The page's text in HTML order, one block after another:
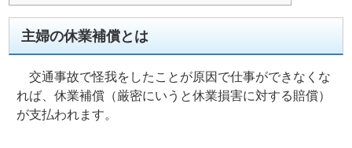
主婦の休業補償とは
交通事故で怪我をしたことが原因で仕事ができなくな
れば、休業補償（厳密にいうと休業損害に対する賠償）
が支払われます。